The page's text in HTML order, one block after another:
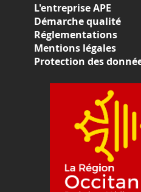
L'entreprise APE
Démarche qualité
Réglementations
Mentions légales
Protection des